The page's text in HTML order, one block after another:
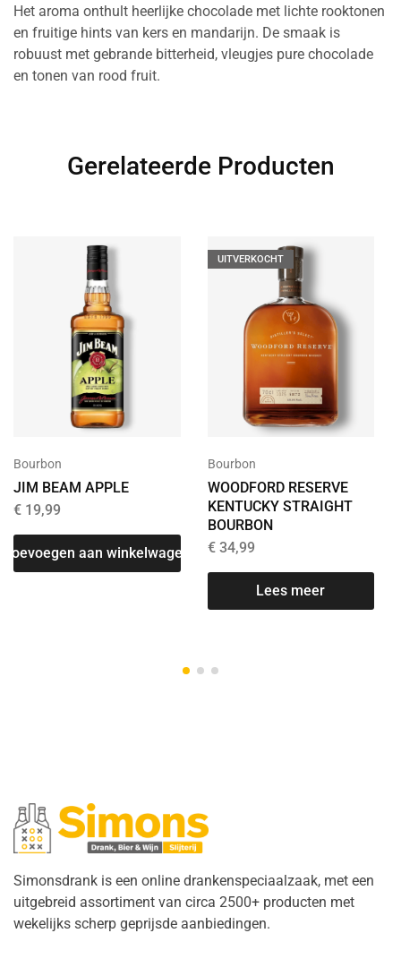
Het aroma onthult heerlijke chocolade met lichte rooktonen
en fruitige hints van kers en mandarijn. De smaak is
robuust met gebrande bitterheid, vleugjes pure chocolade
en tonen van rood fruit.
Gerelateerde Producten
Bourbon
JIM BEAM APPLE
€ 19,99
Toevoegen aan winkelwagen
UITVERKOCHT
Bourbon
WOODFORD RESERVE
KENTUCKY STRAIGHT
BOURBON
€34,99
Lees meer
Simonsdrank is een online drankenspeciaalzaak, met een
uitgebreid assortiment van circa 2500+ producten met
wekelijks scherp geprijsde aanbiedingen.